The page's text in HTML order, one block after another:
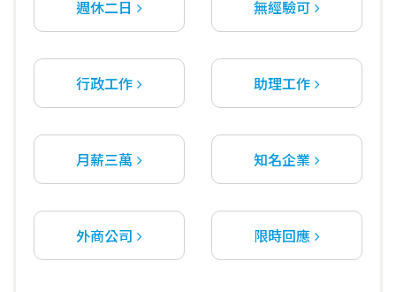
週休二日 無經驗可
行政工作 助理工作
月薪三萬 知名企業
外商公司 限時回應